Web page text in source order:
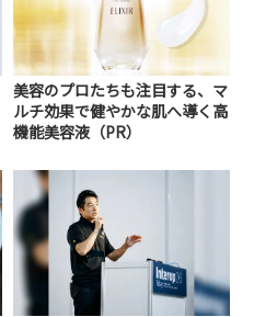
美容のプロたちも注目する、マ
ルチ効果で健やかな肌へ導く高
機能美容液（PR）